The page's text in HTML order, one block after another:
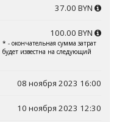
37.00 BYN
100.00 BYN
* - окончательная сумма затрат
будет известна на следующий
08 ноября 2023 16:00
10 ноября 2023 12:30